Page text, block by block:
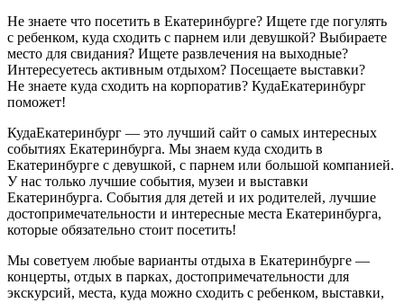
Не знаете что посетить в Екатеринбурге? Ищете где погулять
с ребенком, куда сходить с парнем или девушкой? Выбираете
место для свидания? Ищете развлечения на выходные?
Интересуетесь активным отдыхом? Посещаете выставки?
Не знаете куда сходить на корпоратив? КудаЕкатеринбург
поможет!
КудаЕкатеринбург — это лучший сайт о самых интересных
событиях Екатеринбурга. Мы знаем куда сходить в
Екатеринбурге с девушкой, с парнем или большой компанией.
У нас только лучшие события, музеи и выставки
Екатеринбурга. События для детей и их родителей, лучшие
достопримечательности и интересные места Екатеринбурга,
которые обязательно стоит посетить!
Мы советуем любые варианты отдыха в Екатеринбурге —
концерты, отдых в парках, достопримечательности для
экскурсий, места, куда можно сходить с ребенком, выставки,